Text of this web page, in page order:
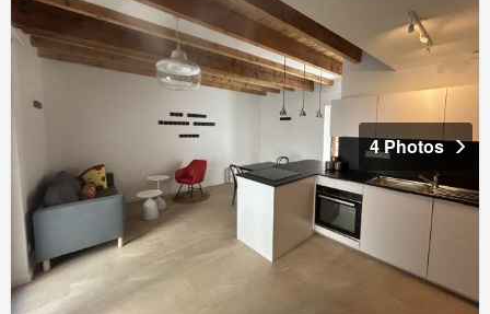
4 Photos